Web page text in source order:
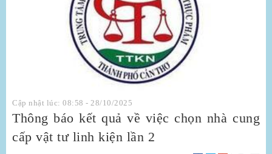
Cập nhật lúc: 08:58 - 28/10/2025
Thông báo kết quả về việc chọn nhà cung
cấp vật tư linh kiện lần 2